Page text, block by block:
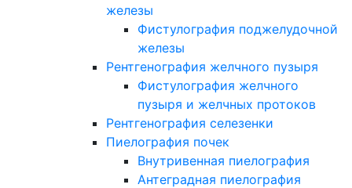
железы
Фистулография поджелудочной
железы
Рентгенография желчного пузыря
Фистулография желчного
пузыря и желчных протоков
Рентгенография селезенки
Пиелография почек
Внутривенная пиелография
Антеградная пиелография